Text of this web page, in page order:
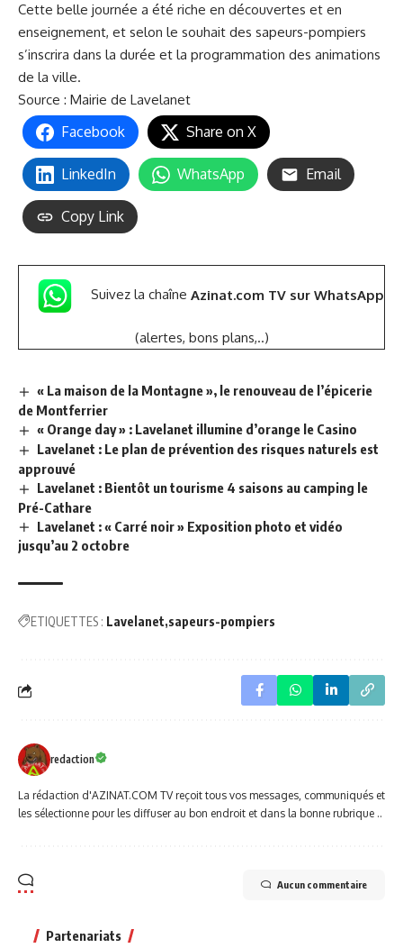
Cette belle journée a été riche en découvertes et en
enseignement, et selon le souhait des sapeurs-pompiers
s’inscrira dans la durée et la programmation des animations
de la ville.
Source : Mairie de Lavelanet
Facebook Share on X
LinkedIn WhatsApp Email
Copy Link
Suivez la chaîne Azinat.com TV sur WhatsApp
(alertes, bons plans,..)
« La maison de la Montagne », le renouveau de l’épicerie
de Montferrier
« Orange day » : Lavelanet illumine d’orange le Casino
Lavelanet : Le plan de prévention des risques naturels est
approuvé
Lavelanet : Bientôt un tourisme 4 saisons au camping le
Pré-Cathare
Lavelanet : « Carré noir » Exposition photo et vidéo
jusqu’au 2 octobre
ETIQUETTES : Lavelanet sapeurs-pompiers
redaction
La rédaction d'AZINAT.COM TV reçoit tous vos messages, communiqués et
les sélectionne pour les diffuser au bon endroit et dans la bonne rubrique ..
Aucun commentaire
Partenariats